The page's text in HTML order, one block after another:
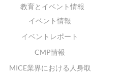
教育とイベント情報
イベント情報
イベントレポート
CMP情報
MICE業界における人身取